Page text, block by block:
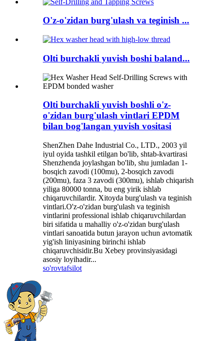
O'z-o'zidan burg'ulash va teginish ...
Olti burchakli yuvish boshi baland...
Olti burchakli yuvish boshli o'z-
o'zidan burg'ulash vintlari EPDM
bilan bog'langan yuvish vositasi
ShenZhen Dahe Industrial Co., LTD., 2003 yil
iyul oyida tashkil etilgan bo'lib, shtab-kvartirasi
Shenzhenda joylashgan bo'lib, shu jumladan 1-
bosqich zavodi (100mu), 2-bosqich zavodi
(200mu), faza 3 zavodi (300mu), ishlab chiqarish
yiliga 80000 tonna, bu eng yirik ishlab
chiqaruvchilardir. Xitoyda burg'ulash va teginish
vintlari.O'z-o'zidan burg'ulash va teginish
vintlarini professional ishlab chiqaruvchilardan
biri sifatida u mahalliy o'z-o'zidan burg'ulash
vintlari sanoatida butun jarayon uchun avtomatik
yig'ish liniyasining birinchi ishlab
chiqaruvchisidir.Bu Xebey provinsiyasidagi
asosiy loyihadir...
so'rovtafsilot